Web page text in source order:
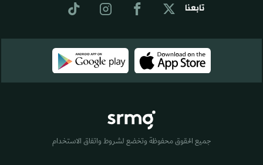
تابعنا
جميع الحقوق محفوظة وتخضع لشروط واتفاق الاستخدام